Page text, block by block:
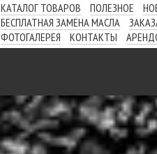
КАТАЛОГ ТОВАРОВ ПОЛЕЗНОЕ
БЕСПЛАТНАЯ ЗАМЕНА МАСЛА
ФОТОГАЛЕРЕЯ
КОНТАКТЫ